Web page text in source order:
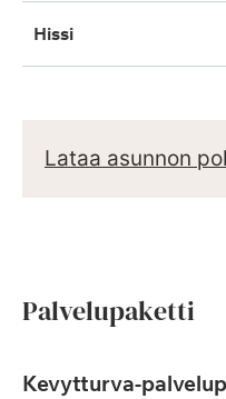
hissi
Lataa asunnon
Palvelupaketti
Kevytturva-